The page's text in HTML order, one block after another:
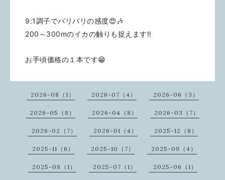
9:1調子でバリバリの感度😍🎶
200～300mのイカの触りも捉えます‼️
お手頃価格の１本です😁
2026-08（1） 2026-07（4） 2026-06（3）
2026-05（8） 2026-04（8） 2026-03（7）
2026-02（7） 2026-01（4） 2025-12（8）
2025-11（6） 2025-10（7） 2025-09（4）
2025-08（1） 2025-07（1） 2025-06（1）